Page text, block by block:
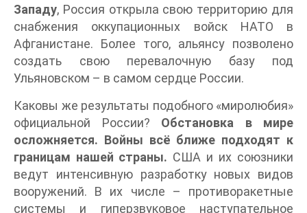
Западу, Россия открыла свою территорию для
снабжения оккупационных войск НАТО в
Афганистане. Более того, альянсу позволено
создать свою перевалочную базу под
Ульяновском – в самом сердце России.
Каковы же результаты подобного «миролюбия»
официальной России? Обстановка в мире
осложняется. Войны всё ближе подходят к
границам нашей страны. США и их союзники
ведут интенсивную разработку новых видов
вооружений. В их числе – противоракетные
системы и гиперзвуковое наступательное